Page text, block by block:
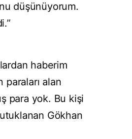
düşünüyorum.
haberim
paraları alan
para yok. Bu kişi
Gökhan